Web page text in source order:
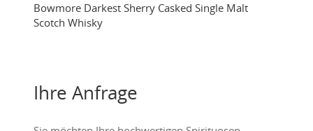
Bowmore Darkest Sherry Casked Single Malt
Scotch Whisky
Ihre Anfrage